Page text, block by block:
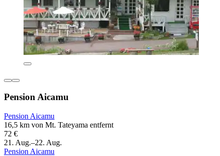
Pension Aicamu
Pension Aicamu
16,5 km von Mt. Tateyama entfernt
72 €
21. Aug.–22. Aug.
Pension Aicamu